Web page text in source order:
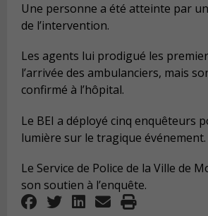
Une personne a été atteinte par
de l’intervention.
Les agents lui prodigué les
l’arrivée des ambulanciers, mais
confirmé à l’hôpital.
Le BEI a déployé cinq enquêteurs
lumière sur le tragique événement.
Le Service de Police de la Ville de
son soutien à l’enquête.